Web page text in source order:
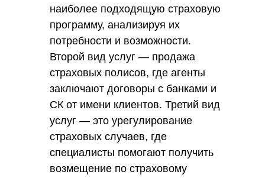
наиболее подходящую страховую
программу, анализируя их
потребности и возможности.
Второй вид услуг — продажа
страховых полисов, где агенты
заключают договоры с банками и
СК от имени клиентов. Третий вид
услуг — это урегулирование
страховых случаев, где
специалисты помогают получить
возмещение по страховому